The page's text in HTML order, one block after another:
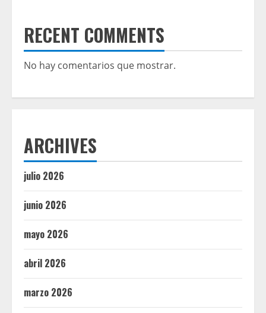
RECENT COMMENTS
No hay comentarios que mostrar.
ARCHIVES
julio 2026
junio 2026
mayo 2026
abril 2026
marzo 2026